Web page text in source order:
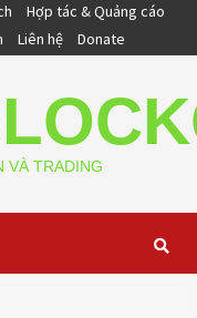
Hợp tác & Quảng cáo
Liên hệ Donate
VÀ TRADING